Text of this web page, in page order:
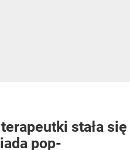
stała się
pop-